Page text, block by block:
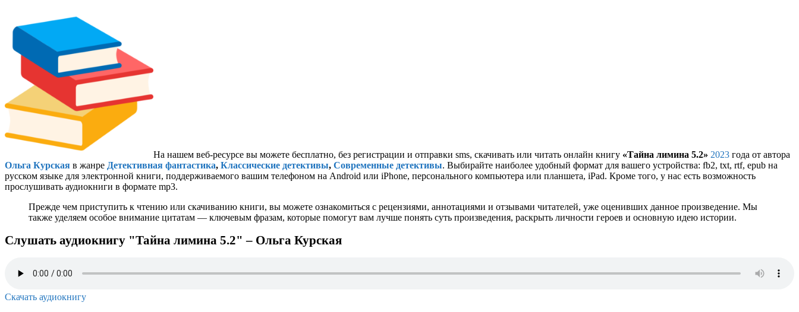
На нашем веб-ресурсе вы можете бесплатно, без регистрации и отправки sms, скачивать или читать онлайн книгу «Тайна лимина 5.2» 2023 года от автора
Ольга Курская в жанре Детективная фантастика, Классические детективы, Современные детективы. Выбирайте наиболее удобный формат для вашего устройства: fb2, txt, rtf, epub на
русском языке для электронной книги, поддерживаемого вашим телефоном на Android или iPhone, персонального компьютера или планшета, iPad. Кроме того, у нас есть возможность
прослушивать аудиокниги в формате mp3.
Прежде чем приступить к чтению или скачиванию книги, вы можете ознакомиться с рецензиями, аннотациями и отзывами читателей, уже оценивших данное произведение. Мы
также уделяем особое внимание цитатам — ключевым фразам, которые помогут вам лучше понять суть произведения, раскрыть личности героев и основную идею истории.
Слушать аудиокнигу "Тайна лимина 5.2" – Ольга Курская
Скачать аудиокнигу